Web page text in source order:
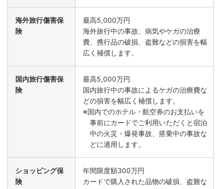
海外旅行傷害保
険
最高5,000万円
海外旅行中の事故、病気やケガの治療
費、携行品の破損、盗難などの損害を幅
広く補償します。
国内旅行傷害保
険
最高5,000万円
国内旅行中の事故によるケガの治療費な
どの損害を幅広く補償します。
※国内でのホテル・航空券のお支払いを
事前にカードでご利用いただくと宿泊
中の火災・爆発事故、搭乗中の事故な
どに適用します。
ショッピング保
険
年間限度額300万円
カードで購入された品物の破損、盗難な